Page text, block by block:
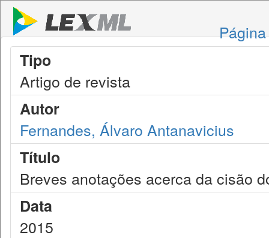
Tipo
Artigo de revista
Autor
Fernandes, Álvaro Antanavicius
Título
Breves anotações acerca da cisão
Data
2015